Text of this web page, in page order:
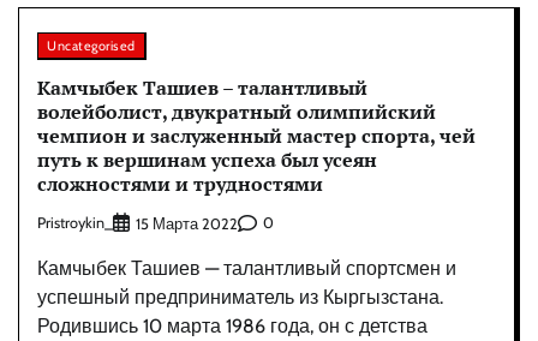
Uncategorised
Камчыбек Ташиев – талантливый
волейболист, двукратный олимпийский
чемпион и заслуженный мастер спорта, чей
путь к вершинам успеха был усеян
сложностями и трудностями
Pristroykin_ 15 Марта 2022 0
Камчыбек Ташиев — талантливый спортсмен и
успешный предприниматель из Кыргызстана.
Родившись 10 марта 1986 года, он с детства